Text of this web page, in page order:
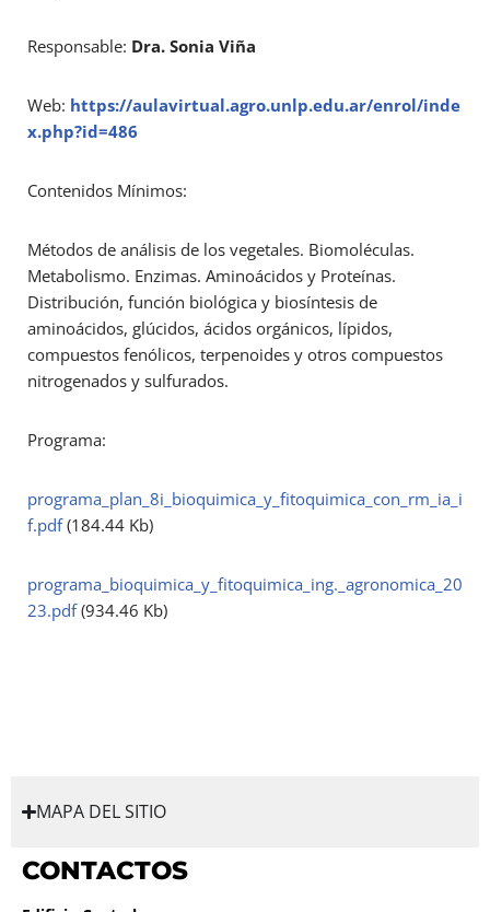
Responsable: Dra. Sonia Viña
Web: https://aulavirtual.agro.unlp.edu.ar/enrol/inde
x.php?id=486
Contenidos Mínimos:
Métodos de análisis de los vegetales. Biomoléculas.
Metabolismo. Enzimas. Aminoácidos y Proteínas.
Distribución, función biológica y biosíntesis de
aminoácidos, glúcidos, ácidos orgánicos, lípidos,
compuestos fenólicos, terpenoides y otros compuestos
nitrogenados y sulfurados.
Programa:
programa_plan_8i_bioquimica_y_fitoquimica_con_rm_ia_i
f.pdf(184.44 Kb)
programa_bioquimica_y_fitoquimica_ing._agronomica_20
23.pdf(934.46 Kb)
MAPA DEL SITIO
CONTACTOS